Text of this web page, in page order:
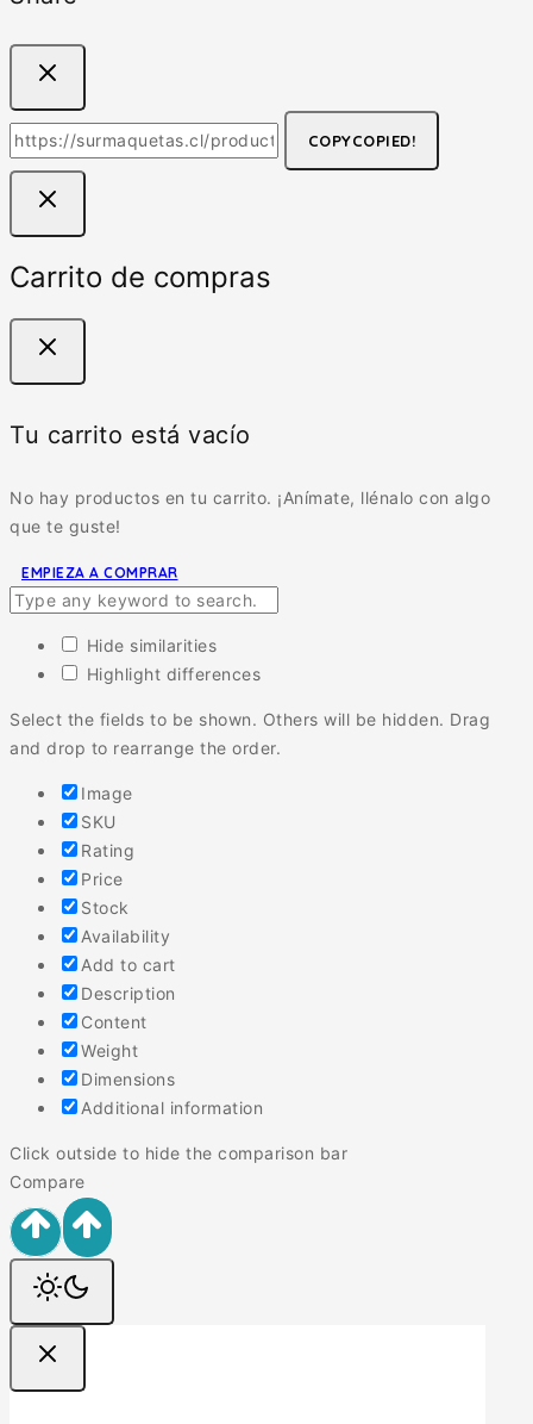
COPYCOPIED!
Carrito de compras
Tu carrito está vacío
No hay productos en tu carrito. ¡Anímate, llénalo con algo
que te guste!
EMPIEZA A COMPRAR
Hide similarities
Highlight differences
Select the fields to be shown. Others will be hidden. Drag
and drop to rearrange the order.
Image
SKU
Rating
Price
Stock
Availability
Add to cart
Description
Content
Weight
Dimensions
Additional information
Click outside to hide the comparison bar
Compare